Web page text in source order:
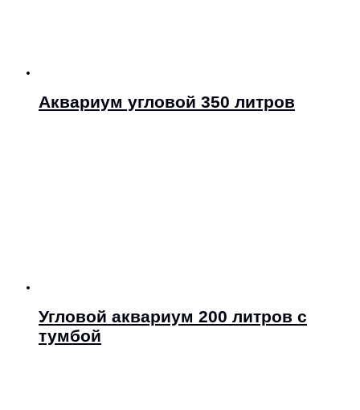
Аквариум угловой 350 литров
Угловой аквариум 200 литров с
тумбой